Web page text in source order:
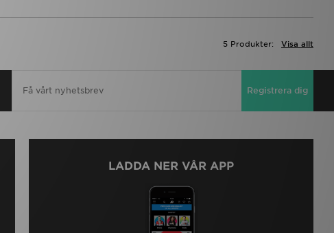
Visa allt
5 Produkter:
Registrera dig
LADDA NER VÅR APP